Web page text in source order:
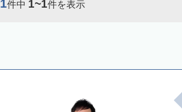
1件中 1~1件を表示